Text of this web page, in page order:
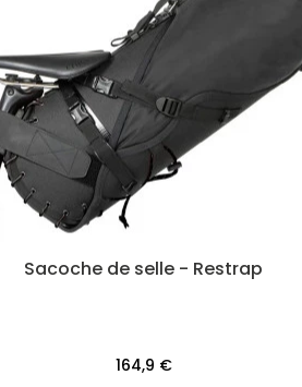
Sacoche de selle - Restrap
164,9 €